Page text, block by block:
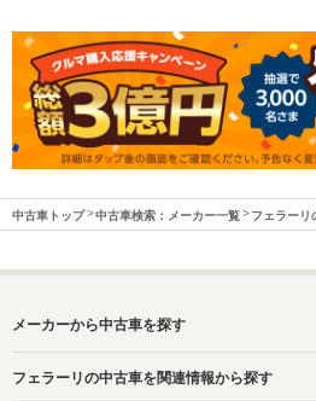
中古車トップ 中古車検索：メーカー一覧 フェラーリ
メーカーから中古車を探す
フェラーリの中古車を関連情報から探す